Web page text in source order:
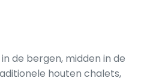
de bergen, midden in de
houten chalets,